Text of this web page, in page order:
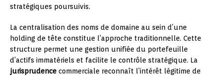
stratégiques poursuivis.
La centralisation des noms de domaine au sein d’une
holding de tête constitue l’approche traditionnelle. Cette
structure permet une gestion unifiée du portefeuille
d’actifs immatériels et facilite le contrôle stratégique. La
jurisprudence commerciale reconnaît l’intérêt légitime de